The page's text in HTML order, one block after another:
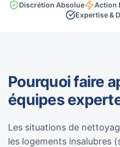
Discrétion Absolue
Action
Expertise &
Pourquoi faire
équipes
Les situations de
les logements insalubres